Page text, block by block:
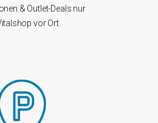
& Outlet-Deals nur
vor Ort